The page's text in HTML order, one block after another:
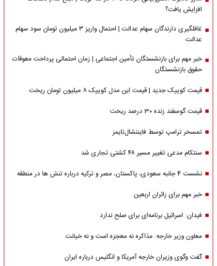
افزایش یافت؟
غافلگیری دارندگان سهام عدالت | احتمال واریز ۳ میلیون تومان سود سهام
عدالت
خبر مهم برای بازنشستگان تأمین اجتماعی | زمان احتمالی پرداخت معوقات
حقوق بازنشستگان
قیمت کوییک جدید | قیمت این مدل کوییک ۸ میلیون تومان ریخت
قیمت گوسفند زنده 30 درصد ریخت
تمسخر ترامپ توسط فایننشال‌تایمز
سنتکام مدعی تغییر مسیر ۴۸ کشتی تجاری شد
نشست 4 جانبه سعودی، پاکستان، مصر و ترکیه درباره تنش ها در منطقه
خبر مهم برای زائران اربعین
فیدان: اسرائیل برنامه‌ای برای صلح ندارد
معاون وزیر خارجه: مذاکره نه معجزه است و نه خیانت
گفت وگوی وزیران خارجه آمریکا و انگلیس درباره ایران